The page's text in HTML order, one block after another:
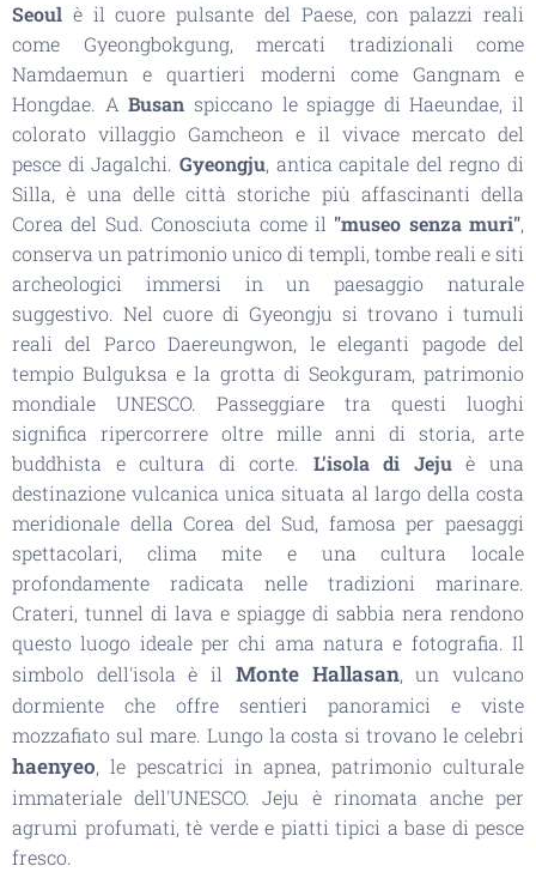
Seoul è il cuore pulsante del Paese, con palazzi reali
come Gyeongbokgung, mercati tradizionali come
Namdaemun e quartieri moderni come Gangnam e
Hongdae. ABusan spiccano le spiagge di Haeundae, il
colorato villaggio Gamcheon e il vivace mercato del
pesce di Jagalchi. Gyeongju, antica capitale del regno di
Silla, è una delle città storiche più affascinanti della
Corea del Sud. Conosciuta come il "museo senza muri",
conserva un patrimonio unico di templi, tombe reali e siti
archeologici immersi in un paesaggio naturale
suggestivo. Nel cuore di Gyeongju si trovano i tumuli
reali del Parco Daereungwon, le eleganti pagode del
tempio Bulguksa e la grotta di Seokguram, patrimonio
mondiale UNESCO. Passeggiare tra questi luoghi
significa ripercorrere oltre mille anni di storia, arte
buddhista e cultura di corte.
L'isola di Jejuè una
destinazione vulcanica unica situata al largo della costa
meridionale della Corea del Sud, famosa per paesaggi
spettacolari, clima mite e una cultura locale
profondamente radicata nelle tradizioni marinare.
Crateri, tunnel di lava e spiagge di sabbia nera rendono
questo luogo ideale per chi ama natura e fotografia. Il
simbolo dell'isola è il Monte Hallasan, un vulcano
dormiente che offre sentieri panoramici e viste
mozzafiato sul mare. Lungo la costa si trovano le celebri
haenyeo, le pescatrici in apnea, patrimonio culturale
immateriale dell'UNESCO. Jeju è rinomata anche per
agrumi profumati, tè verde e piatti tipici a base di pesce
fresco.